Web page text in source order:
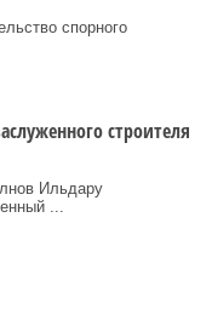
спорного
строителя
Ильдару
...